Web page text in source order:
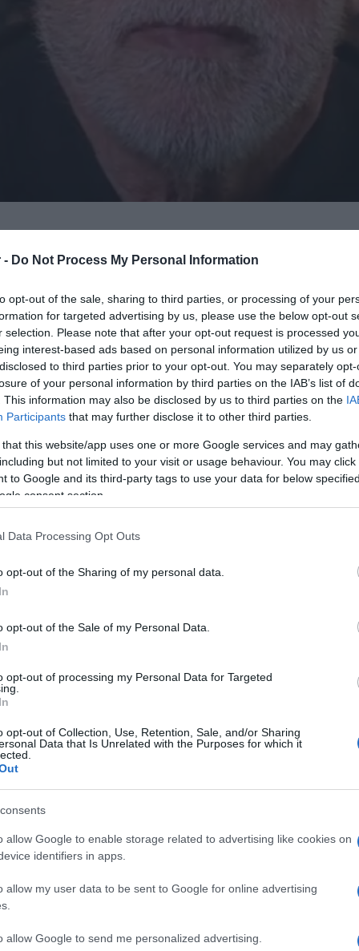
- Do Not Process My Personal Information
opt-out of the sale, sharing to third parties, or processing of your
for targeted advertising by us, please use the below opt-out
selection. Please note that after your opt-out request is processed
interest-based ads based on personal information utilized by us
to third parties prior to your opt-out. You may separately
of your personal information by third parties on the IAB’s list of
This information may also be disclosed by us to third parties on the
Participants that may further disclose it to other third parties.
that this website/app uses one or more Google services and may
but not limited to your visit or usage behaviour. You may
to Google and its third-party tags to use your data for below
consent section.
Data Processing Opt Outs
opt-out of the Sharing of my personal data.
opt-out of the Sale of my Personal Data.
opt-out of processing my Personal Data for Targeted
opt-out of Collection, Use, Retention, Sale, and/or Sharing
Data that Is Unrelated with the Purposes for which it
allow Google to enable storage related to advertising like cookies on
identifiers in apps.
allow my user data to be sent to Google for online advertising
allow Google to send me personalized advertising.
μήνυμα για τον πόλεμο στην Ουκρανία
και πρώην κυβερνήτης της
μέσα από ένα βίντεο που ανήρτησε
ζητά από τονΠούτιννα σταματήσει
Ρώσους στρατιώτες αναφέρει πως
που τον καταδικάζει όλος ο κόσμος’’.
του, ο Σβαρτζενέγκερ σημειώνει πως
λαού και προσπαθεί να κάνει
τις πραγματικές συνθήκες γύρω
why I have to tell you the truth.
δεν είναι ο πόλεμος για την
οι παππούδες σας ή ο προπάππους
πόλεμο